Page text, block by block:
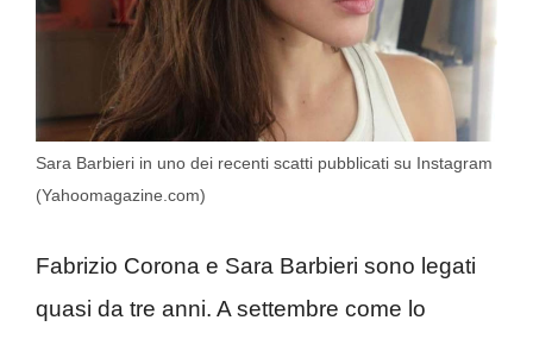
Sara Barbieri in uno dei recenti scatti pubblicati su Instagram
(Yahoomagazine.com)
Fabrizio Corona e Sara Barbieri sono legati
quasi da tre anni. A settembre come lo